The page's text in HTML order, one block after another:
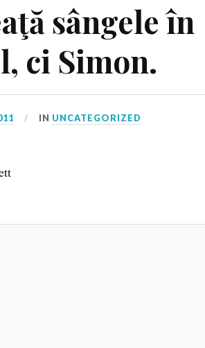
sângele în
ci Simon.
IN UNCATEGORIZED